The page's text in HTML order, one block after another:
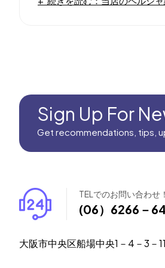
Sign Up For
Get recommendations, tips,
TELでのお問い合わ
(06）6266－
大阪市中央区船場中央1－4－3－